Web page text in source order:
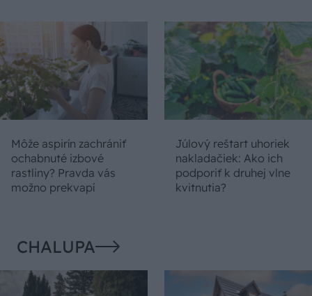
Môže aspirín zachrániť
ochabnuté izbové
rastliny? Pravda vás
možno prekvapí
Júlový reštart uhoriek
nakladačiek: Ako ich
podporiť k druhej vlne
kvitnutia?
CHALUPA